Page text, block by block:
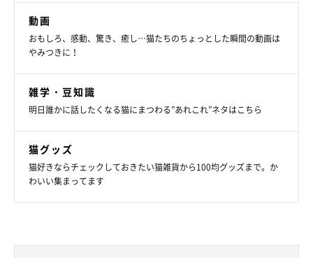
んと振り返ります。
写真提供・取材協力／
取材・文／小崎華
※この記事は投稿者さまに取材し、了承の上制作したものです。
2025年4月時点の情報であり、現在と異なる場合があります。
動画
おもしろ、感動、驚き、癒し…猫たちのちょっとした瞬間の動画は
やみつきに！
雑学・豆知識
明日誰かに話したくなる猫にまつわる”あれこれ”ネタはこちら
猫グッズ
猫好きならチェックしておきたい猫雑貨から100均グッズまで。か
わいい集まってます